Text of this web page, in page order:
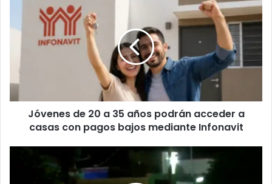
acceder
a
casasJóvenes de 20 a 35 años podrán acceder a
casas con pagos bajos mediante Infonavit